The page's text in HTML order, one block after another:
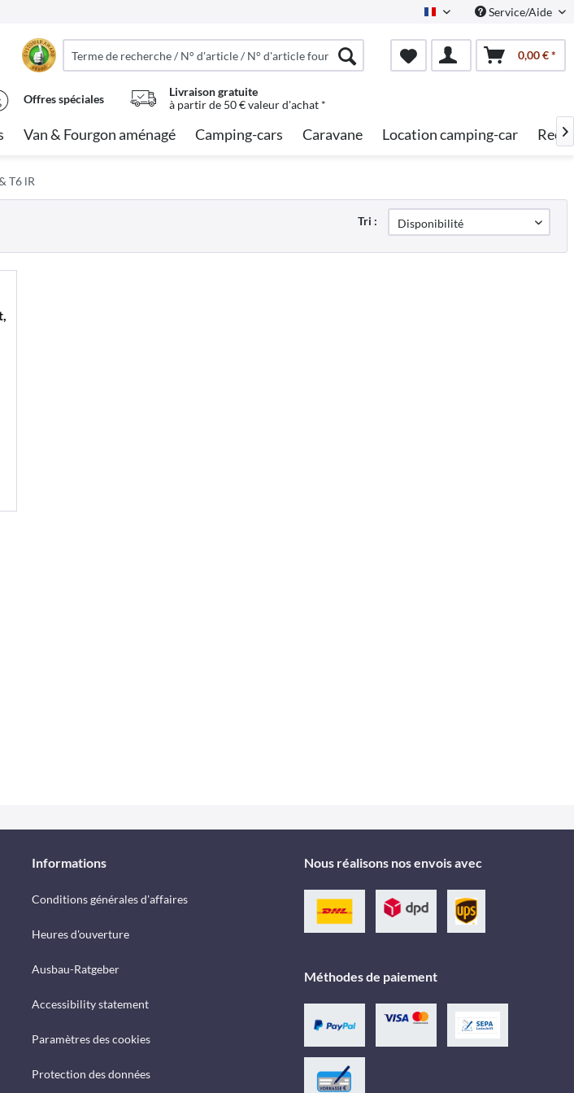
French Service/Aide
0,00 € *
Offres spéciales
Livraison gratuite
à partir de 50 € valeur d'achat *
Van & Fourgon aménagé Camping-cars Caravane Location camping-car 
T6 lR
Tri :
Informations
Conditions générales d'affaires
Heures d'ouverture
Ausbau-Ratgeber
Accessibility statement
Paramètres des cookies
Protection des données
Nous réalisons nos envois avec
Méthodes de paiement